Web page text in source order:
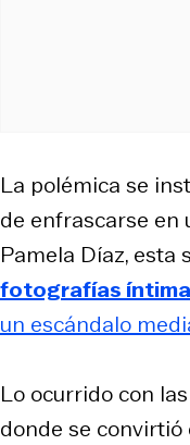
La polémica se
de enfrascarse en
Pamela Díaz, esta
fotografías
un escándalo
Lo ocurrido con
donde se